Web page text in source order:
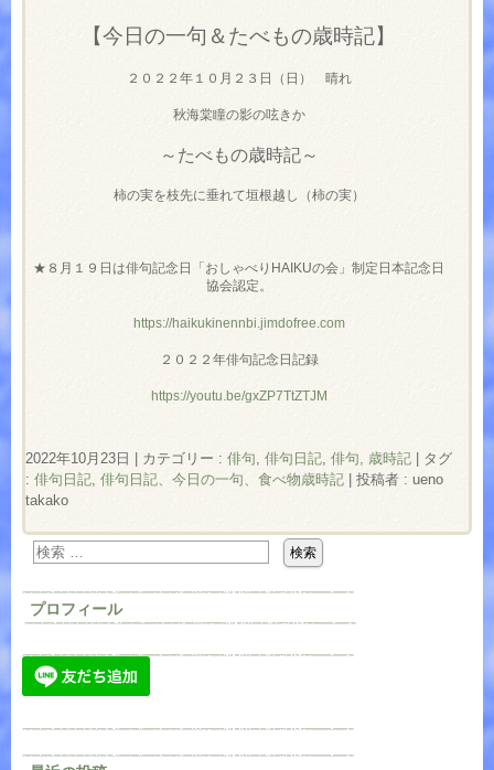
【今日の一句＆たべもの歳時記】
２０２２年１０月２３日（日） 晴れ
秋海棠瞳の影の呟きか
～たべもの歳時記～
柿の実を枝先に垂れて垣根越し（柿の実）
★８月１９日は俳句記念日「おしゃべりHAIKUの会」制定日本記念日
協会認定。
https://haikukinennbi.jimdofree.com
２０２２年俳句記念日記録
https://youtu.be/gxZP7TtZTJM
2022年10月23日 カテゴリー : 俳句, 俳句日記, 俳句, 歳時記
タグ
: 俳句日記, 俳句日記、今日の一句、食べ物歳時記
投稿者 : ueno
takako
プロフィール